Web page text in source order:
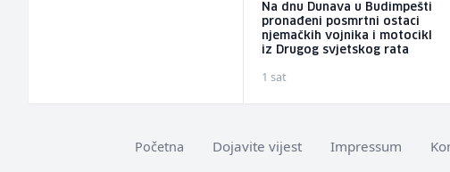
Na dnu Dunava u Budimpešti
pronađeni posmrtni ostaci
njemačkih vojnika i motocikl
iz Drugog svjetskog rata
1 sat
Početna Dojavite vijest Impressum